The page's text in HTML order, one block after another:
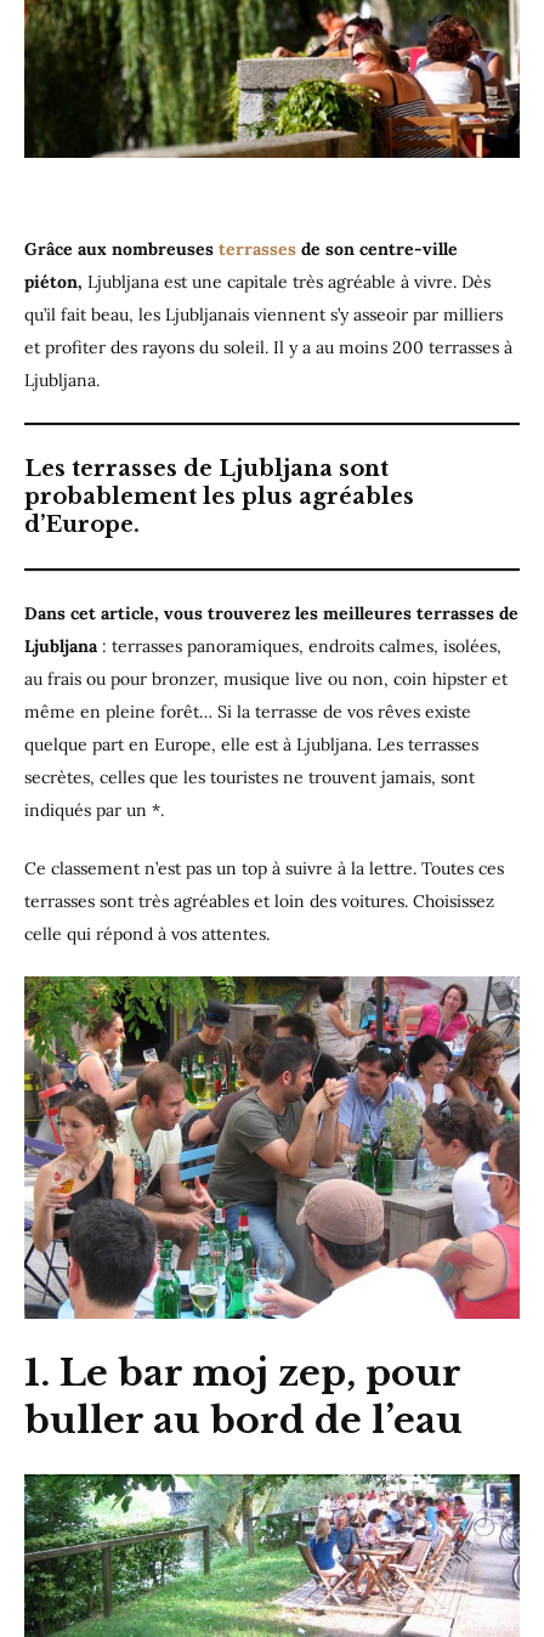
:
Les
terrasses
pour
Grâce aux nombreuses terrasses de son centre-ville
piéton, Ljubljana est une capitale très agréable à vivre. Dès
qu’il fait beau, les Ljubljanais viennent s’y asseoir par milliers
et profiter des rayons du soleil. Il y a au moins 200 terrasses à
Ljubljana.
Les terrasses de Ljubljana sont
probablement les plus agréables
d’Europe.
Dans cet article, vous trouverez les meilleures terrasses de
Ljubljana : terrasses panoramiques, endroits calmes, isolées,
au frais ou pour bronzer, musique live ou non, coin hipster et
même en pleine forêt… Si la terrasse de vos rêves existe
quelque part en Europe, elle est à Ljubljana. Les terrasses
secrètes, celles que les touristes ne trouvent jamais, sont
indiqués par un *.
Ce classement n’est pas un top à suivre à la lettre. Toutes ces
terrasses sont très agréables et loin des voitures. Choisissez
celle qui répond à vos attentes.
1. Le bar moj zep, pour
buller au bord de l’eau